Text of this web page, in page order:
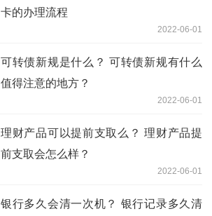
卡的办理流程
2022-06-01
可转债新规是什么？ 可转债新规有什么
值得注意的地方？
2022-06-01
理财产品可以提前支取么？ 理财产品提
前支取会怎么样？
2022-06-01
银行多久会清一次机？ 银行记录多久清